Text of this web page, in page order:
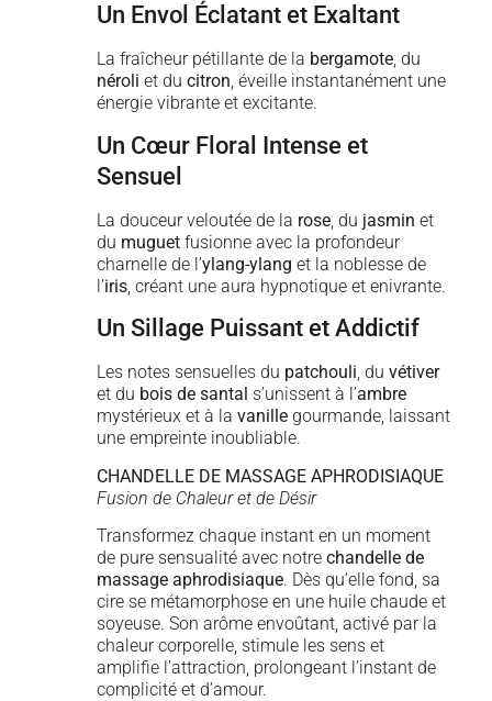
Un Envol Éclatant et Exaltant
La fraîcheur pétillante de la bergamote, du
néroli et du citron, éveille instantanément une
énergie vibrante et excitante.
Un Cœur Floral Intense et
Sensuel
La douceur veloutée de la rose, du jasmin et
du muguetfusionne avec la profondeur
charnelle de l’ylang-ylang et la noblesse de
l’iris, créant une aura hypnotique et enivrante.
Un Sillage Puissant et Addictif
Les notes sensuelles du patchouli, du vétiver
et du bois de santal s’unissent à l’ambre
mystérieux et à la vanillegourmande, laissant
une empreinte inoubliable.
CHANDELLE DE MASSAGE APHRODISIAQUE
Fusion de Chaleur et de Désir
Transformez chaque instant en un moment
de pure sensualité avec notre chandelle de
massage aphrodisiaque. Dès qu’elle fond, sa
cire se métamorphose en une huile chaude et
soyeuse. Son arôme envoûtant, activé par la
chaleur corporelle, stimule les sens et
amplifie l’attraction, prolongeant l’instant de
complicité et d’amour.